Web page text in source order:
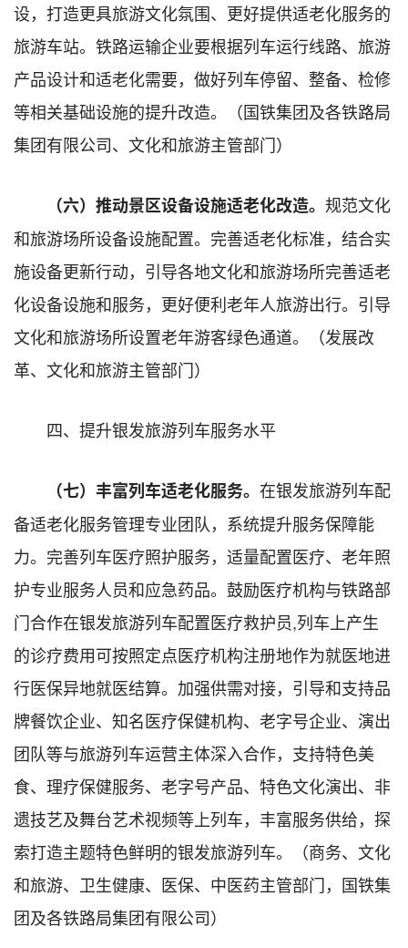
设，打造更具旅游文化氛围、更好提供适老化服务的
旅游车站。铁路运输企业要根据列车运行线路、旅游
产品设计和适老化需要，做好列车停留、整备、检修
等相关基础设施的提升改造。（国铁集团及各铁路局
集团有限公司、文化和旅游主管部门）
（六）推动景区设备设施适老化改造。 规范文化
和旅游场所设备设施配置。完善适老化标准，结合实
施设备更新行动，引导各地文化和旅游场所完善适老
化设备设施和服务，更好便利老年人旅游出行。引导
文化和旅游场所设置老年游客绿色通道。（发展改
革、文化和旅游主管部门）
四、提升银发旅游列车服务水平
（七）丰富列车适老化服务。 在银发旅游列车配
备适老化服务管理专业团队，系统提升服务保障能
力。完善列车医疗照护服务，适量配置医疗、老年照
护专业服务人员和应急药品。鼓励医疗机构与铁路部
门合作在银发旅游列车配置医疗救护员,列车上产生
的诊疗费用可按照定点医疗机构注册地作为就医地进
行医保异地就医结算。加强供需对接，引导和支持品
牌餐饮企业、知名医疗保健机构、老字号企业、演出
团队等与旅游列车运营主体深入合作，支持特色美
食、理疗保健服务、老字号产品、特色文化演出、非
遗技艺及舞台艺术视频等上列车，丰富服务供给，探
索打造主题特色鲜明的银发旅游列车。（商务、文化
和旅游、卫生健康、医保、中医药主管部门，国铁集
团及各铁路局集团有限公司）